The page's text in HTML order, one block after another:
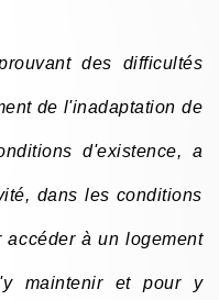
des difficultés
de l'inadaptation de
d'existence, a
dans les conditions
à un logement
maintenir et pour y